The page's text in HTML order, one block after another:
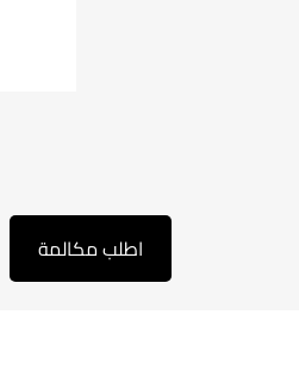
اطلب مكالمة